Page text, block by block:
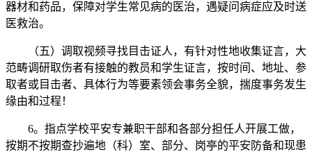
器材和药品，保障对学生常见病的医治，遇疑问病症应及时送
医救治。
（五）调取视频寻找目击证人，有针对性地收集证言，大
范畴调研取伤者有接触的教员和学生证言，按时间、地址、参
取者或目击者、具体行为等要素领会事务全貌，揣度事务发生
缘由和过程！
6。指点学校平安专兼职干部和各部分担任人开展工做，
按期不按期查抄遍地（科）室、部分、岗亭的平安防备和现患